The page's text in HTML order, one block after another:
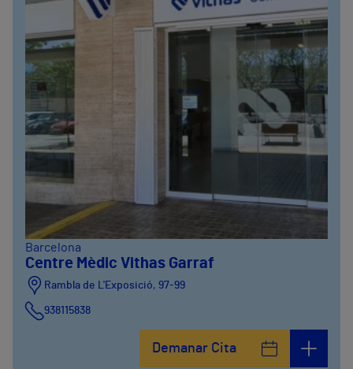
Barcelona
Centre Mèdic Vithas Garraf
Rambla de L'Exposició, 97-99
938115838
Demanar Cita